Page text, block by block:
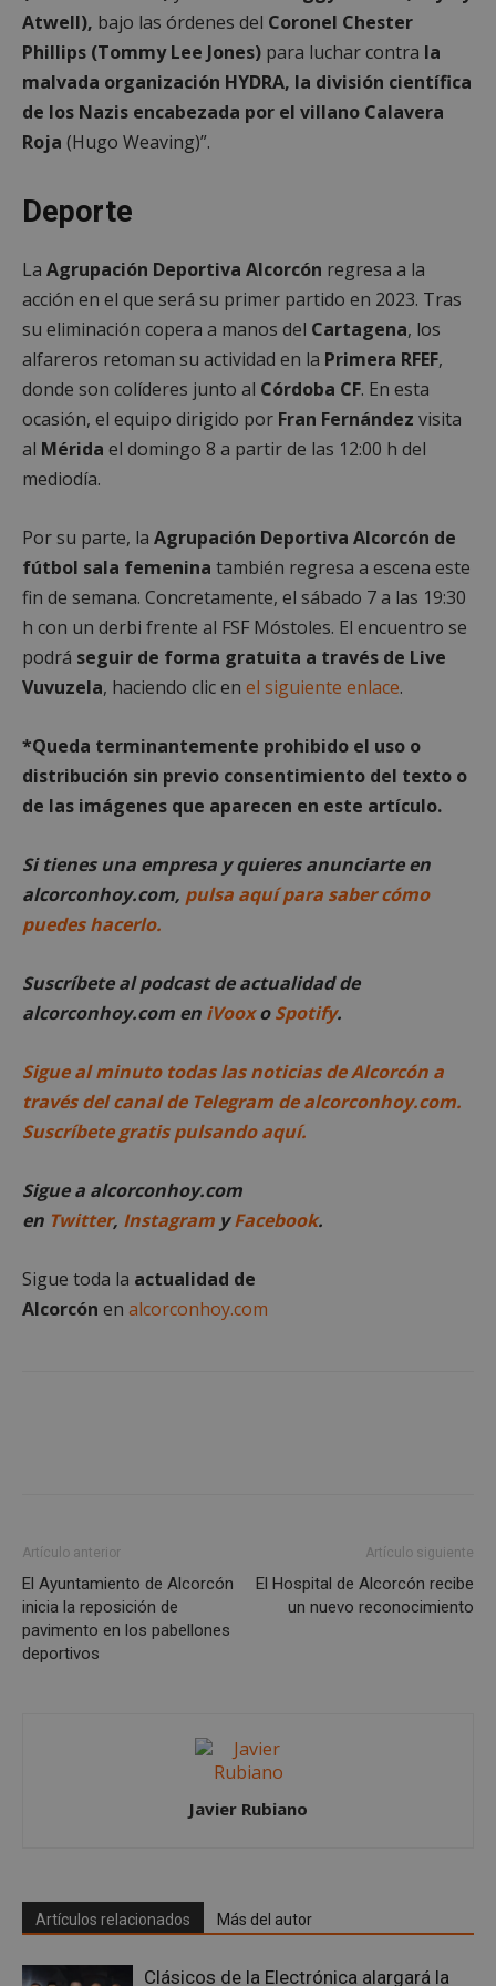
Atwell), bajo las órdenes del Coronel Chester
Phillips (Tommy Lee Jones) para luchar contra la
malvada organización HYDRA, la división científica
de los Nazis encabezada por el villano Calavera
Roja (Hugo Weaving)”.
Deporte
La Agrupación Deportiva Alcorcón regresa a la
acción en el que será su primer partido en 2023. Tras
su eliminación copera a manos del Cartagena, los
alfareros retoman su actividad en la Primera RFEF,
donde son colíderes junto al Córdoba CF. En esta
ocasión, el equipo dirigido por Fran Fernández visita
al Mérida el domingo 8 a partir de las 12:00 h del
mediodía.
Por su parte, la Agrupación Deportiva Alcorcón de
fútbol sala femenina también regresa a escena este
fin de semana. Concretamente, el sábado 7 a las 19:30
h con un derbi frente al FSF Móstoles. El encuentro se
podrá seguir de forma gratuita a través de Live
Vuvuzela, haciendo clic en el siguiente enlace.
*Queda terminantemente prohibido el uso o
distribución sin previo consentimiento del texto o
de las imágenes que aparecen en este artículo.
Si tienes una empresa y quieres anunciarte en
alcorconhoy.com, pulsa aquí para saber cómo
puedes hacerlo.
Suscríbete al podcast de actualidad de
alcorconhoy.com en iVooxoSpotify.
Sigue al minuto todas las noticias de Alcorcón a
través del canal de Telegram de alcorconhoy.com.
Suscríbete gratis pulsando aquí.
Sigue a alcorconhoy.com
en Twitter, Instagram yFacebook.
Sigue toda la actualidad de
Alcorcón en alcorconhoy.com
Artículo anterior
El Ayuntamiento de Alcorcón
inicia la reposición de
pavimento en los pabellones
deportivos
Artículo siguiente
El Hospital de Alcorcón recibe
un nuevo reconocimiento
Javier Rubiano
Artículos relacionados Más del autor
Clásicos de la Electrónica alargará la
Cookies estrictamente necesarias
Cookies de rendimiento
Las cookies estrictamente necesarias permiten la
funcionalidad principal del sitio web, como el
inicio de sesión de usuario y la gestión de cuentas.
El sitio web no se puede utilizar correctamente sin
las cookies estrictamente necesarias.
Nombre
Dominio
PHPSESSID
PHP.net
alcorconhoy.com
Sesión
AWSALBCORS
Inc.
Google
Privacy Policy